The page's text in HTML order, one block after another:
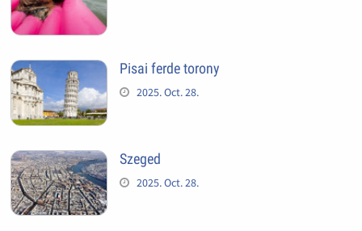
Pisai ferde torony
2025. Oct. 28.
Szeged
2025. Oct. 28.